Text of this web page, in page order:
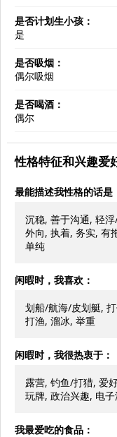
是否计划生小孩：
是
是否吸烟：
偶尔吸烟
是否喝酒：
偶尔
性格特征和兴趣爱
最能描述我性格的话是
沉稳, 善于沟通, 轻
外向, 执着, 务实, 有
单纯
闲暇时，我喜欢：
划船/航海/皮划艇,
打渔, 溜冰, 举重
闲暇时，我很热衷于：
露营, 钓鱼/打猎, 爱
玩牌, 政治兴趣, 电
我最爱吃的食品：